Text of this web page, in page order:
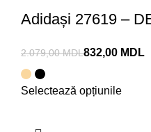
Adidași 27619 –
2.079,00MDL832,00 MDL
Selectează opțiunile